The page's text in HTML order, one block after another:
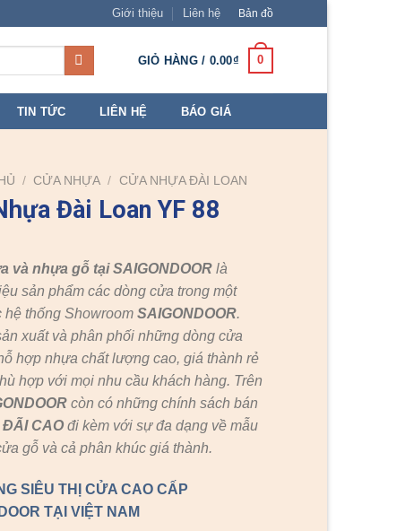
Giới thiệu Liên hệ Bản đồ
GIỎ HÀNG / 0.00₫ 0
TIN TỨC LIÊN HỆ BÁO GIÁ
/ CỬA NHỰA / CỬA NHỰA ĐÀI LOAN
Đài Loan YF 88
và nhựa gỗ tại SAIGONDOOR là
sản phẩm các dòng cửa trong một
hệ thống ShowroomSAIGONDOOR.
xuất và phân phối những dòng cửa
hợp nhựa chất lượng cao, giá thành rẻ
hợp với mọi nhu cầu khách hàng. Trên
còn có những chính sách bán
ĐÃI CAOđi kèm với sự đa dạng về mẫu
gỗ và cả phân khúc giá thành.
SIÊU THỊ CỬA CAO CẤP
TẠI VIỆT NAM